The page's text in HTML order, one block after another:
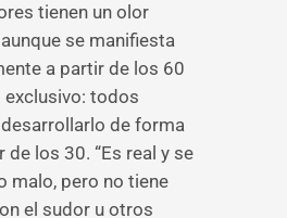
tienen un olor
se manifiesta
a partir de los 60
exclusivo: todos
de forma
de los 30. “Es real y se
malo, pero no tiene
el sudor u otros